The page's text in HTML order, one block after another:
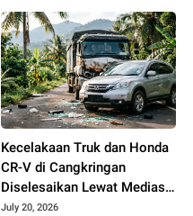
Kecelakaan Truk dan Honda
CR-V di Cangkringan
Diselesaikan Lewat Mediasi,
Polisi Pastikan Tak Ada
July 20, 2026